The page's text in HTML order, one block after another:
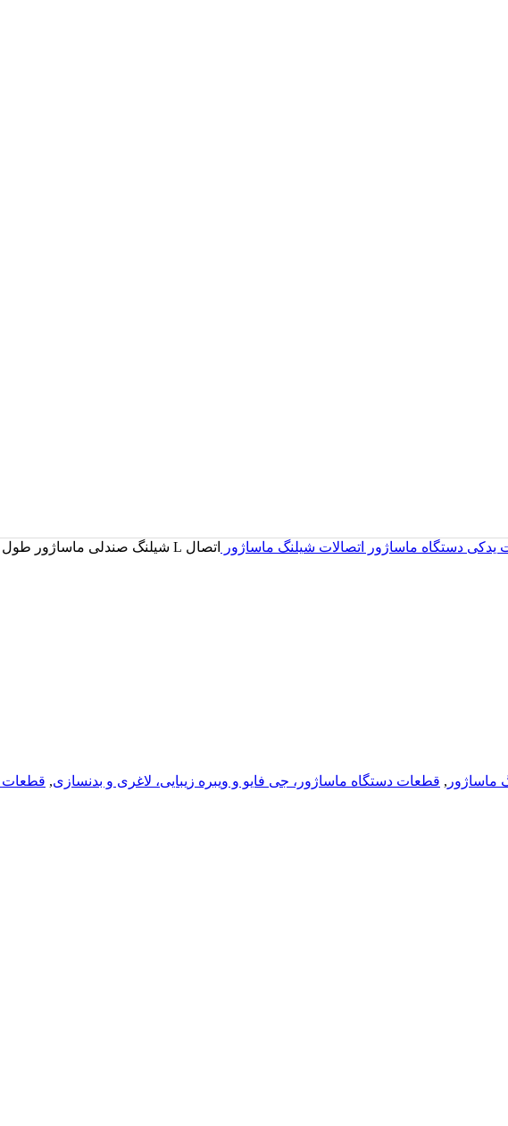
یدکی دستگاه ماساژور اتصالات شیلنگ ماساژور اتصال L شیلنگ صندلی ماساژور طول ۲۲
ماساژور , قطعات دستگاه ماساژور، جی فایو و ویبره زیبایی، لاغری و بدنسازی, قطعات